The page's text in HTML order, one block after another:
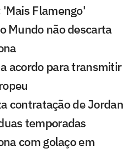
Flamengo'
Mundo não descarta
acordo para transmitir
contratação de Jordan
temporadas
com golaço em